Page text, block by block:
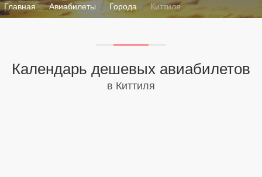
Главная Авиабилеты Города Киттиля
Календарь дешевых авиабилетов
в Киттиля